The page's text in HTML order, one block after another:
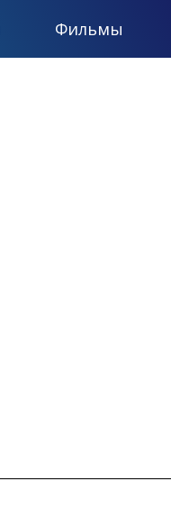
Фильмы